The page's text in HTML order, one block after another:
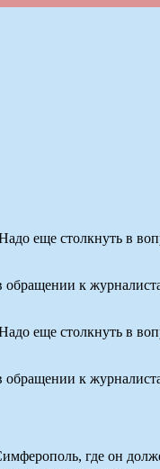
еще столкнуть в
к
еще столкнуть в
к
где он